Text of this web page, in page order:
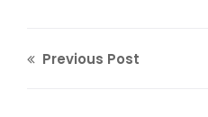
Previous Post